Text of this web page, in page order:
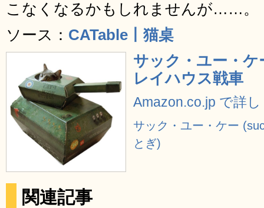
こなくなるかもしれませんが……。
ソース： CATable丨猫桌
サック・ユー・
レイハウス戦車
Amazon.co.jp で詳
サック・ユー・ケー
とぎ)
関連記事